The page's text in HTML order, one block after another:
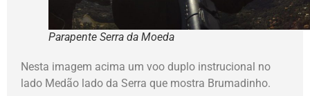
Parapente Serra da Moeda
Nesta imagem acima um voo duplo instrucional no
lado Medão lado da Serra que mostra Brumadinho.